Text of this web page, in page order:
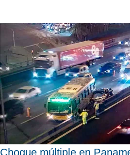
Choque múltiple en